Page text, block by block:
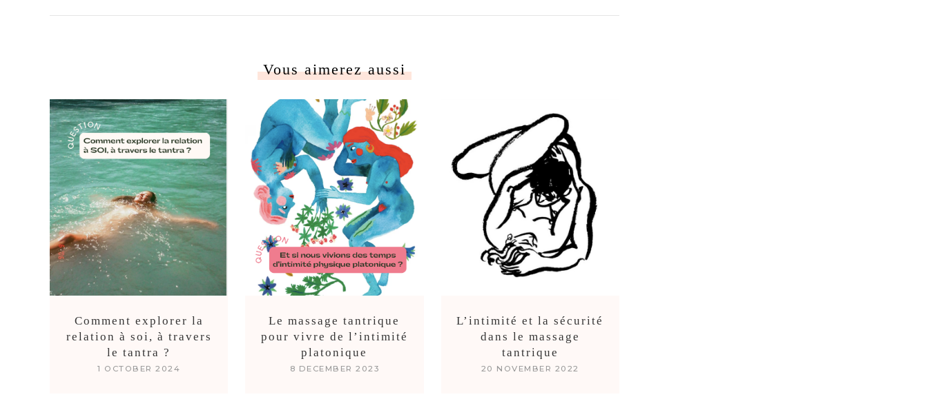
Vous aimerez aussi
Comment explorer la
relation à soi, à travers
le tantra ?
1 OCTOBER 2024
Le massage tantrique
pour vivre de l’intimité
platonique
8 DECEMBER 2023
L’intimité et la sécurité
dans le massage
tantrique
20 NOVEMBER 2022